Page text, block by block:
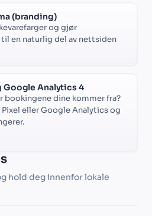
(branding)
og gjør
en naturlig del av nettsiden
Google Analytics 4
bookingene dine kommer fra?
eller Google Analytics og
hold deg innenfor lokale